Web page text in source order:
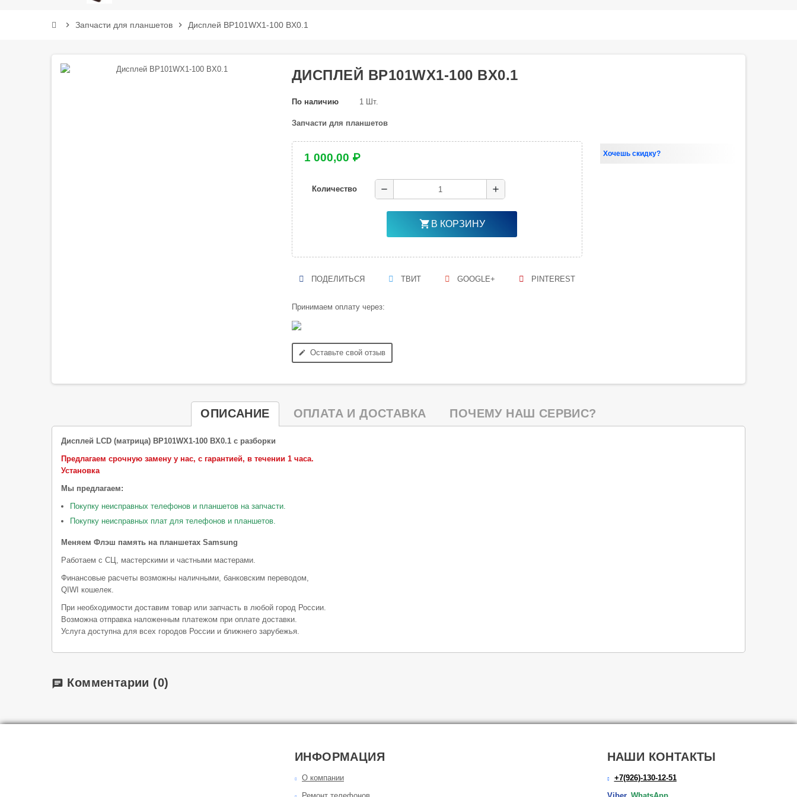
chevron_right Запчасти для планшетов chevron_right Дисплей BP101WX1-100 BX0.1
ДИСПЛЕЙ BP101WX1-100 BX0.1
По наличию 1 Шт.
Запчасти для планшетов
1 000,00 ₽
Количество remove add
shopping_cart В КОРЗИНУ
ПОДЕЛИТЬСЯ ТВИТ GOOGLE+ PINTEREST
Принимаем оплату через:
edit Оставьте свой отзыв
Хочешь скидку?
ОПИСАНИЕ ОПЛАТА И ДОСТАВКА ПОЧЕМУ НАШ СЕРВИС?
Дисплей LCD (матрица) BP101WX1-100 BX0.1 с разборки
Предлагаем срочную замену у нас, с гарантией, в течении 1 часа.
Установка
Мы предлагаем:
Покупку неисправных телефонов и планшетов на запчасти.
Покупку неисправных плат для телефонов и планшетов.
Меняем Флэш память на планшетах Samsung
Работаем с СЦ, мастерскими и частными мастерами.
Финансовые расчеты возможны наличными, банковским переводом,
QIWI кошелек.
При необходимости доставим товар или запчасть в любой город России.
Возможна отправка наложенным платежом при оплате доставки.
Услуга доступна для всех городов России и ближнего зарубежья.
chat Комментарии (0)
ИНФОРМАЦИЯ
О компании
НАШИ КОНТАКТЫ
+7(926)-130-12-51